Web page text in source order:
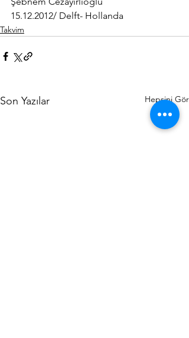
15.12.2012/ Delft- Hollanda
Takvim
Son Yazılar Hepsini Gör